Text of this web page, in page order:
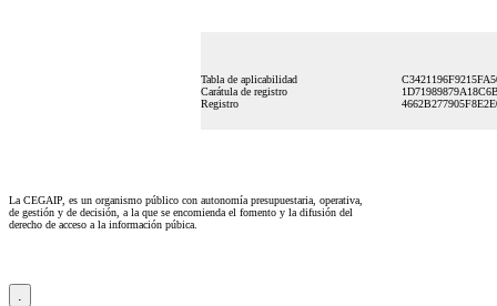
Tabla de aplicabilidad
Carátula de registro
Registro
La CEGAIP, es un organismo público con autonomía presupuestaria, operativa,
de gestión y de decisión, a la que se encomienda el fomento y la difusión del
derecho de acceso a la información púbica.